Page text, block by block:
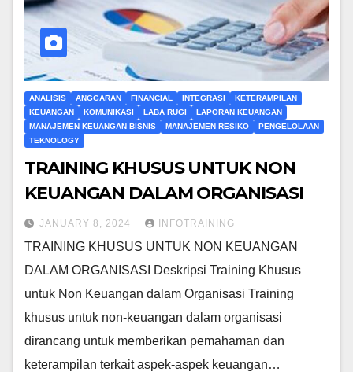
ANALISIS ANGGARAN FINANCIAL INTEGRASI
KETERAMPILAN
KEUANGAN
KOMUNIKASI LABA RUGI
LAPORAN KEUANGAN
MANAJEMEN KEUANGAN BISNIS
MANAJEMEN RESIKO
PENGELOLAAN
TEKNOLOGY
TRAINING KHUSUS UNTUK NON
KEUANGAN DALAM ORGANISASI
JANUARY 8, 2024 INFOTRAINING
TRAINING KHUSUS UNTUK NON KEUANGAN
DALAM ORGANISASI Deskripsi Training Khusus
untuk Non Keuangan dalam Organisasi Training
khusus untuk non-keuangan dalam organisasi
dirancang untuk memberikan pemahaman dan
keterampilan terkait aspek-aspek keuangan…